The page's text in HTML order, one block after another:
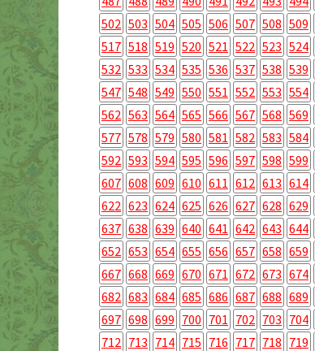
502 503 504 505 506 507 508 509
517 518 519 520 521 522 523 524
532 533 534 535 536 537 538 539
547 548 549 550 551 552 553 554
562 563 564 565 566 567 568 569
577 578 579 580 581 582 583 584
592 593 594 595 596 597 598 599
607 608 609 610 611 612 613 614
622 623 624 625 626 627 628 629
637 638 639 640 641 642 643 644
652 653 654 655 656 657 658 659
667 668 669 670 671 672 673 674
682 683 684 685 686 687 688 689
697 698 699 700 701 702 703 704
712 713 714 715 716 717 718 719